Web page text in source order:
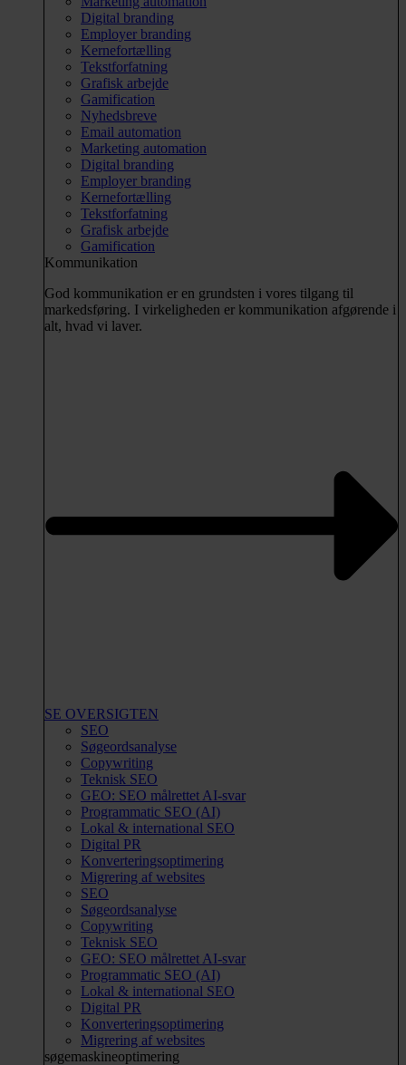
Digital branding
Employer branding
Kernefortælling
Tekstforfatning
Grafisk arbejde
Gamification
Nyhedsbreve
Email automation
Marketing automation
Digital branding
Employer branding
Kernefortælling
Tekstforfatning
Grafisk arbejde
Gamification
Kommunikation
God kommunikation er en grundsten i vores tilgang til
markedsføring. I virkeligheden er kommunikation afgørende i
alt, hvad vi laver.
SE OVERSIGTEN
SEO
Søgeordsanalyse
Copywriting
Teknisk SEO
GEO: SEO målrettet AI-svar
Programmatic SEO (AI)
Lokal & international SEO
Digital PR
Konverteringsoptimering
Migrering af websites
SEO
Søgeordsanalyse
Copywriting
Teknisk SEO
GEO: SEO målrettet AI-svar
Programmatic SEO (AI)
Lokal & international SEO
Digital PR
Konverteringsoptimering
Migrering af websites
søgemaskineoptimering